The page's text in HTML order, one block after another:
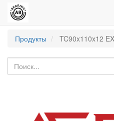
Продукты
TC90x110x12